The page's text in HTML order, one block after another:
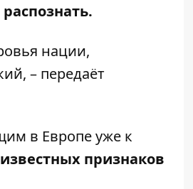
нации,
– передаёт
в Европе уже к
признаков